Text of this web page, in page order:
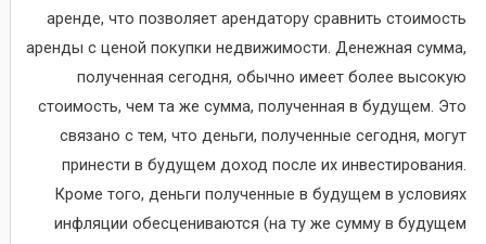
аренде, что позволяет арендатору сравнить стоимость
аренды с ценой покупки недвижимости. Денежная сумма,
полученная сегодня, обычно имеет более высокую
стоимость, чем та же сумма, полученная в будущем. Это
связано с тем, что деньги, полученные сегодня, могут
принести в будущем доход после их инвестирования.
Кроме того, деньги полученные в будущем в условиях
инфляции обесцениваются (на ту же сумму в будущем